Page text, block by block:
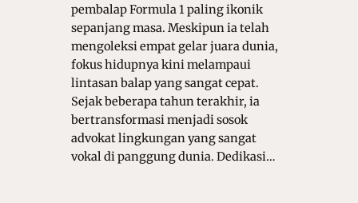
pembalap Formula 1 paling ikonik
sepanjang masa. Meskipun ia telah
mengoleksi empat gelar juara dunia,
fokus hidupnya kini melampaui
lintasan balap yang sangat cepat.
Sejak beberapa tahun terakhir, ia
bertransformasi menjadi sosok
advokat lingkungan yang sangat
vokal di panggung dunia. Dedikasi…